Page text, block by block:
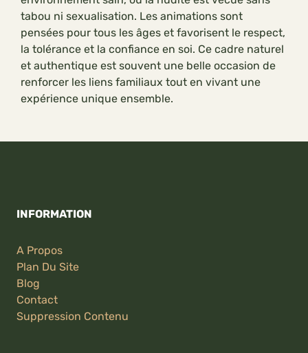
tabou ni sexualisation. Les animations sont
pensées pour tous les âges et favorisent le respect,
la tolérance et la confiance en soi. Ce cadre naturel
et authentique est souvent une belle occasion de
renforcer les liens familiaux tout en vivant une
expérience unique ensemble.
INFORMATION
A Propos
Plan Du Site
Blog
Contact
Suppression Contenu